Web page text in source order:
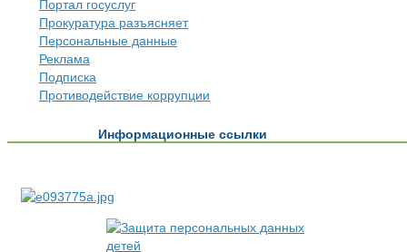
Портал госуслуг
Прокуратура разъясняет
Персональные данные
Реклама
Подписка
Противодействие коррупции
Информационные ссылки